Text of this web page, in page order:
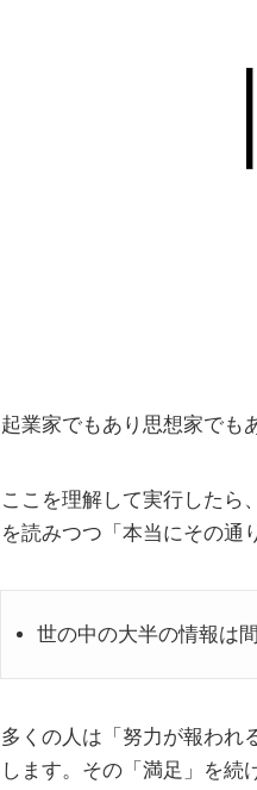
起業家でもあり思想家でも
ここを理解して実行したら
を読みつつ「本当にその通
世の中の大半の情報は
多くの人は「努力が報われ
します。その「満足」を続